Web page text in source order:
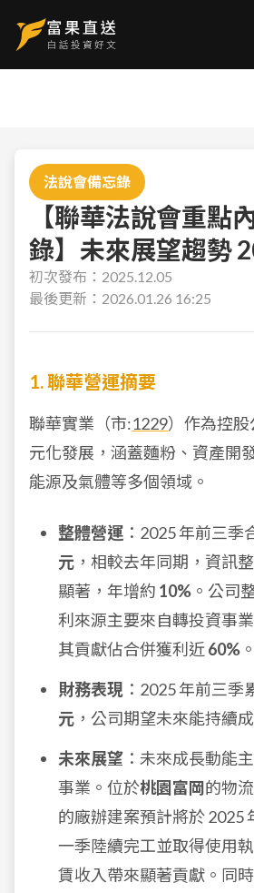
法說會備忘錄
【聯華法說會重點
錄】未來展望趨勢
初次發布： 2025.12.05
最後更新： 2026.01.26 16:25
1. 聯華營運摘要
聯華實業（市:1229）作為控
元化發展，涵蓋麵粉、資產開
能源及氣體等多個領域。
整體營運 ：2025 年前三季
元 ，相較去年同期，資訊
顯著，年增約 10% 。公司
利來源主要來自轉投資事
其貢獻佔合併獲利近60% 。
財務表現 ：2025 年前三季
元 ，公司期望未來能持續
未來展望 ：未來成長動能
事業。位於桃園富岡的物
的廠辦建案預計將於 2025
一季陸續完工並取得使用
賃收入帶來顯著貢獻。同